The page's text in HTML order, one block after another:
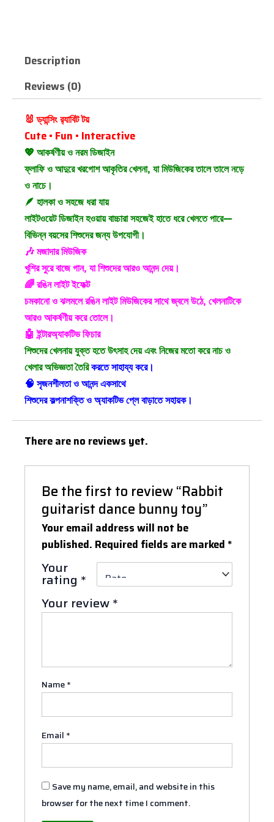
Description
Reviews (0)
🐰 ড্যান্সিং র‍্যাবিট টয়
Cute • Fun • Interactive
💖 আকর্ষণীয় ও নরম ডিজাইন
ফ্লাফি ও আদুরে খরগোশ আকৃতির খেলনা, যা মিউজিকের তালে তালে নড়ে
ও নাচে।
🪶 হালকা ও সহজে ধরা যায়
লাইটওয়েট ডিজাইন হওয়ায় বাচ্চারা সহজেই হাতে ধরে খেলতে পারে—
বিভিন্ন বয়সের শিশুদের জন্য উপযোগী।
🎶 মজাদার মিউজিক
খুশির সুরে বাজে গান, যা শিশুদের আরও আনন্দ দেয়।
🌈 রঙিন লাইট ইফেক্ট
চমকানো ও ঝলমলে রঙিন লাইট মিউজিকের সাথে জ্বলে উঠে, খেলনাটিকে
আরও আকর্ষণীয় করে তোলে।
🤖 ইন্টারঅ্যাকটিভ ফিচার
শিশুদের খেলনায় যুক্ত হতে উৎসাহ দেয় এবং নিজের মতো করে নাচ ও
খেলার অভিজ্ঞতা তৈরিকরতে সাহায্য করে।
🧠 সৃজনশীলতা ও আনন্দ একসাথে
শিশুদের কল্পনাশক্তি ও অ্যাকটিভ প্লে বাড়াতে সহায়ক।
There are no reviews yet.
Be the first to review “Rabbit
guitarist dance bunny toy”
Your email address will not be
published. Required fields are marked *
Your
rating *
Your review*
Name*
Email *
Save my name, email, and website in this
browser for the next time I comment.